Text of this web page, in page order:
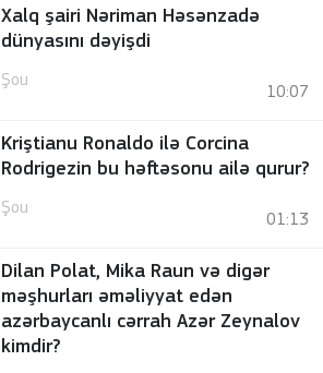
Xalq şairi Nəriman Həsənzadə
dünyasını dəyişdi
Şou
10:07
Kriştianu Ronaldo ilə Corcina
Rodrigezin bu həftəsonu ailə qurur?
Şou
01:13
Dilan Polat, Mika Raun və digər
məşhurları əməliyyat edən
azərbaycanlı cərrah Azər Zeynalov
kimdir?